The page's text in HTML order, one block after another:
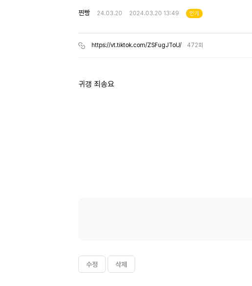
찐빵 24.03.20 2024.03.20 13:49 인기
https://vt.tiktok.com/ZSFugJToU/ 472회
귀갱 죄송요
수정 삭제